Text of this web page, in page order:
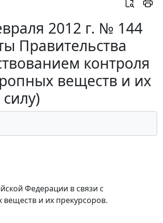
2012 г. № 144
Правительства
контроля
веществ и их
Федерации в связи с
и их прекурсоров.